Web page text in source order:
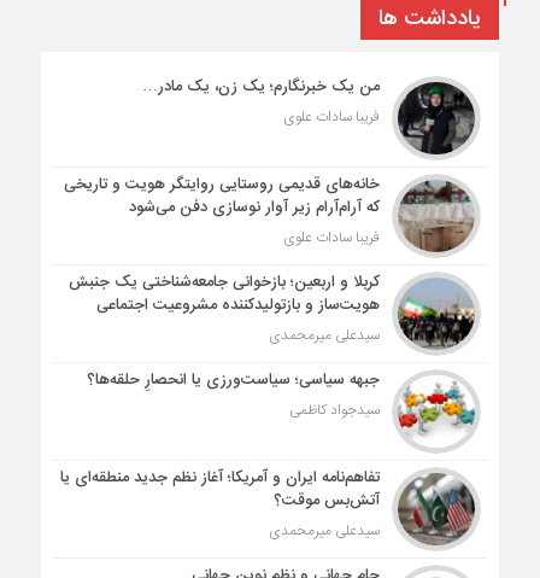
یادداشت ها
من یک خبرنگارم؛ یک زن، یک مادر…
فریبا سادات علوی
خانه‌های قدیمی روستایی روایتگر هویت و تاریخی
که آرام‌آرام زیر آوار نوسازی دفن می‌شود
فریبا سادات علوی
کربلا و اربعین؛ بازخوانی جامعه‌شناختی یک جنبش
هویت‌ساز و بازتولیدکننده مشروعیت اجتماعی
سیدعلی میرمحمدی
جبهه سیاسی؛ سیاست‌ورزی یا انحصارِ حلقه‌ها؟
سیدجواد کاظمی
تفاهم‌نامه ایران و آمریکا؛ آغاز نظم جدید منطقه‌ای یا
آتش‌بس موقت؟
سیدعلی میرمحمدی